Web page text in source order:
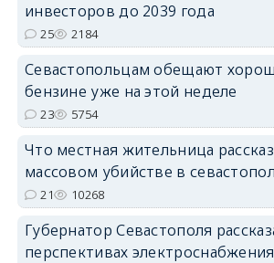
инвесторов до 2039 года
25 2184
Севастопольцам обещают
бензине уже на этой неделе
23 5754
Что местная жительница
массовом убийстве в
21 10268
Губернатор Севастополя
перспективах